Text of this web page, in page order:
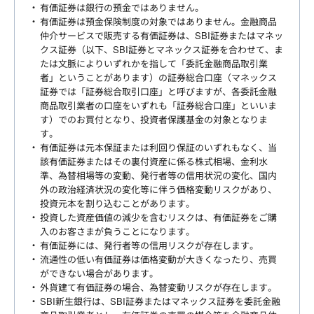
有価証券は銀行の預金ではありません。
有価証券は預金保険制度の対象ではありません。金融商品
仲介サービスで販売する有価証券は、SBI証券またはマネッ
クス証券（以下、SBI証券とマネックス証券を合わせて、ま
たは文脈によりいずれかを指して「委託金融商品取引業
者」ということがあります）の証券総合口座（マネックス
証券では「証券総合取引口座」と呼びますが、各委託金融
商品取引業者の口座をいずれも「証券総合口座」といいま
す）でのお買付となり、投資者保護基金の対象となりま
す。
有価証券は元本保証または利回り保証のいずれもなく、当
該有価証券またはその裏付資産に係る株式相場、金利水
準、為替相場等の変動、発行者等の信用状況の変化、国内
外の政治経済状況の変化等に伴う価格変動リスクがあり、
投資元本を割り込むことがあります。
投資した資産価値の減少を含むリスクは、有価証券をご購
入のお客さまが負うことになります。
有価証券には、発行者等の信用リスクが存在します。
流通性の低い有価証券は価格変動が大きくなったり、売買
ができない場合があります。
外貨建て有価証券の場合、為替変動リスクが存在します。
SBI新生銀行は、SBI証券またはマネックス証券を委託金融